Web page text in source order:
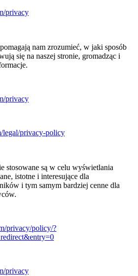
privacy
nam zrozumieć, w jaki sposób
się na naszej stronie, gromadząc i
privacy
legal/privacy-policy
stosowane są w celu wyświetlania
istotne i interesujące dla
i tym samym bardziej cenne dla
privacy/policy/?
privacy